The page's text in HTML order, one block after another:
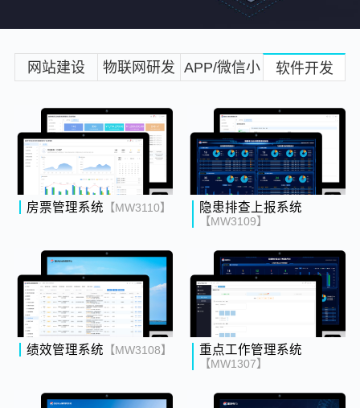
网站建设 物联网研发 APP/微信小
软件开发
房票管理系统 【MW3110】 隐患排查上报系统
【MW3109】
绩效管理系统 【MW3108】 重点工作管理系统
【MW1307】